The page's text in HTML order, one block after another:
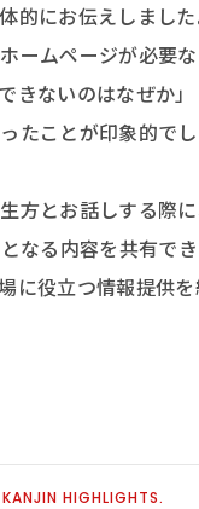
的にお伝えしました
ームページが必要な
きないのはなぜか
たことが印象的でし
方とお話しする際
なる内容を共有で
に役立つ情報提供を
KANJIN HIGHLIGHTS.
2026/07/31